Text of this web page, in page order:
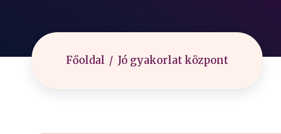
Főoldal Jó gyakorlat központ